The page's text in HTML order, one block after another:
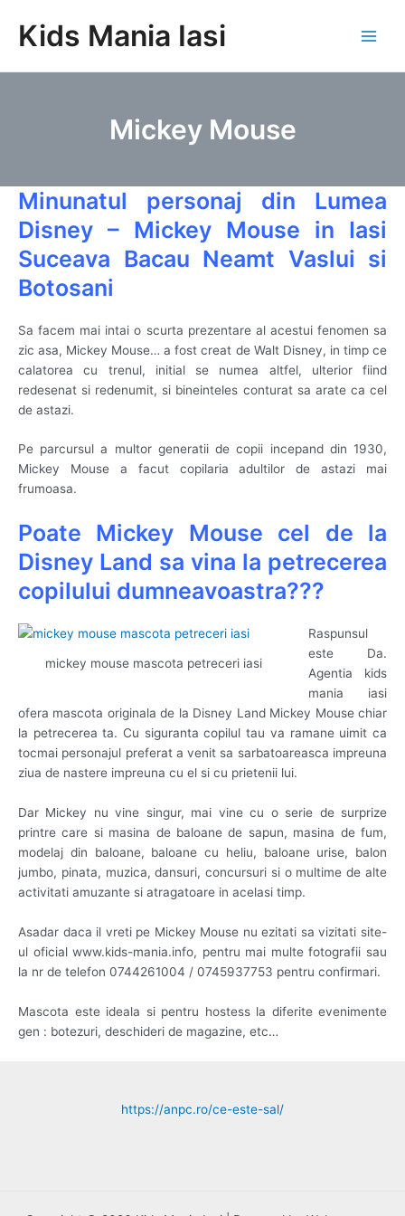
contentKids Mania Iasi
Mickey Mouse
Minunatul personaj din Lumea
Disney – Mickey Mouse in Iasi
Suceava Bacau Neamt Vaslui si
Botosani
Sa facem mai intai o scurta prezentare al acestui fenomen sa
zic asa, Mickey Mouse… a fost creat de Walt Disney, in timp ce
calatorea cu trenul, initial se numea altfel, ulterior fiind
redesenat si redenumit, si bineinteles conturat sa arate ca cel
de astazi.
Pe parcursul a multor generatii de copii incepand din 1930,
Mickey Mouse a facut copilaria adultilor de astazi mai
frumoasa.
Poate Mickey Mouse cel de la
Disney Land sa vina la petrecerea
copilului dumneavoastra???
mickey mouse mascota petreceri iasi
Raspunsul
este Da.
Agentia kids
mania iasi
ofera mascota originala de la Disney Land Mickey Mouse chiar
la petrecerea ta. Cu siguranta copilul tau va ramane uimit ca
tocmai personajul preferat a venit sa sarbatoareasca impreuna
ziua de nastere impreuna cu el si cu prietenii lui.
Dar Mickey nu vine singur, mai vine cu o serie de surprize
printre care si masina de baloane de sapun, masina de fum,
modelaj din baloane, baloane cu heliu, baloane urise, balon
jumbo, pinata, muzica, dansuri, concursuri si o multime de alte
activitati amuzante si atragatoare in acelasi timp.
Asadar daca il vreti pe Mickey Mouse nu ezitati sa vizitati site-
ul oficial www.kids-mania.info, pentru mai multe fotografii sau
la nr de telefon 0744261004 / 0745937753 pentru confirmari.
Mascota este ideala si pentru hostess la diferite evenimente
gen : botezuri, deschideri de magazine, etc…
https://anpc.ro/ce-este-sal/